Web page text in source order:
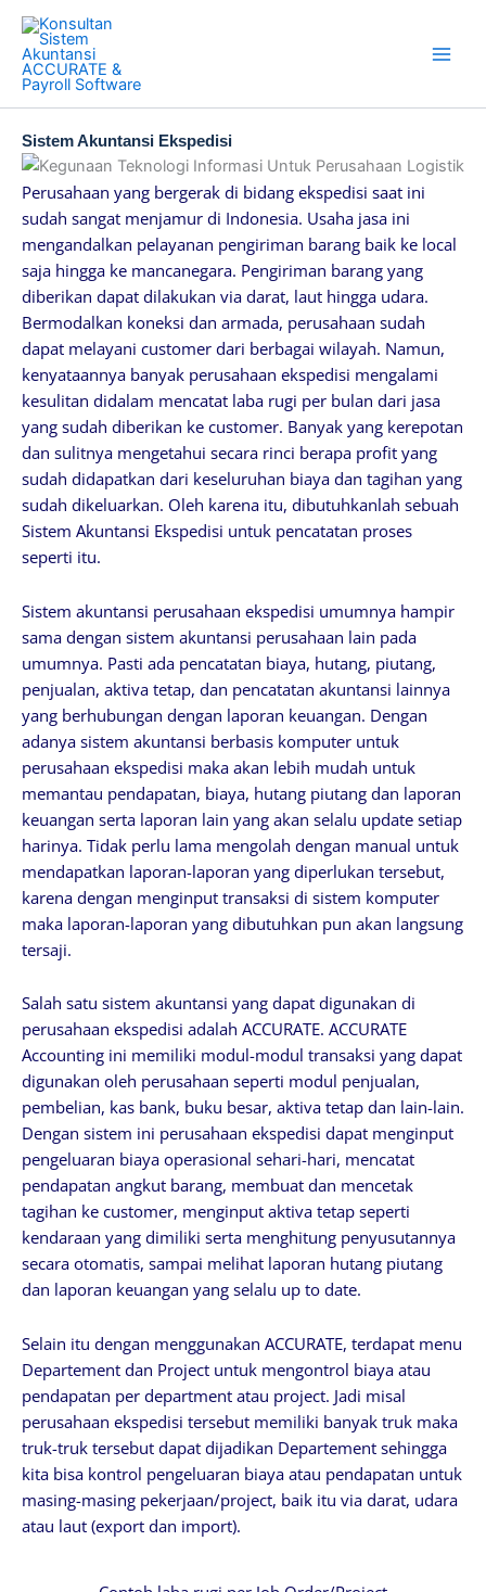
Skip
content
Sistem Akuntansi Ekspedisi
Perusahaan yang bergerak di bidang ekspedisi saat ini
sudah sangat menjamur di Indonesia. Usaha jasa ini
mengandalkan pelayanan pengiriman barang baik ke local
saja hingga ke mancanegara. Pengiriman barang yang
diberikan dapat dilakukan via darat, laut hingga udara.
Bermodalkan koneksi dan armada, perusahaan sudah
dapat melayani customer dari berbagai wilayah. Namun,
kenyataannya banyak perusahaan ekspedisi mengalami
kesulitan didalam mencatat laba rugi per bulan dari jasa
yang sudah diberikan ke customer. Banyak yang kerepotan
dan sulitnya mengetahui secara rinci berapa profit yang
sudah didapatkan dari keseluruhan biaya dan tagihan yang
sudah dikeluarkan. Oleh karena itu, dibutuhkanlah sebuah
Sistem Akuntansi Ekspedisi untuk pencatatan proses
seperti itu.
Sistem akuntansi perusahaan ekspedisi umumnya hampir
sama dengan sistem akuntansi perusahaan lain pada
umumnya. Pasti ada pencatatan biaya, hutang, piutang,
penjualan, aktiva tetap, dan pencatatan akuntansi lainnya
yang berhubungan dengan laporan keuangan. Dengan
adanya sistem akuntansi berbasis komputer untuk
perusahaan ekspedisi maka akan lebih mudah untuk
memantau pendapatan, biaya, hutang piutang dan laporan
keuangan serta laporan lain yang akan selalu update setiap
harinya. Tidak perlu lama mengolah dengan manual untuk
mendapatkan laporan-laporan yang diperlukan tersebut,
karena dengan menginput transaksi di sistem komputer
maka laporan-laporan yang dibutuhkan pun akan langsung
tersaji.
Salah satu sistem akuntansi yang dapat digunakan di
perusahaan ekspedisi adalah ACCURATE. ACCURATE
Accounting ini memiliki modul-modul transaksi yang dapat
digunakan oleh perusahaan seperti modul penjualan,
pembelian, kas bank, buku besar, aktiva tetap dan lain-lain.
Dengan sistem ini perusahaan ekspedisi dapat menginput
pengeluaran biaya operasional sehari-hari, mencatat
pendapatan angkut barang, membuat dan mencetak
tagihan ke customer, menginput aktiva tetap seperti
kendaraan yang dimiliki serta menghitung penyusutannya
secara otomatis, sampai melihat laporan hutang piutang
dan laporan keuangan yang selalu up to date.
Selain itu dengan menggunakan ACCURATE, terdapat menu
Departement dan Project untuk mengontrol biaya atau
pendapatan per department atau project. Jadi misal
perusahaan ekspedisi tersebut memiliki banyak truk maka
truk-truk tersebut dapat dijadikan Departement sehingga
kita bisa kontrol pengeluaran biaya atau pendapatan untuk
masing-masing pekerjaan/project, baik itu via darat, udara
atau laut (export dan import).